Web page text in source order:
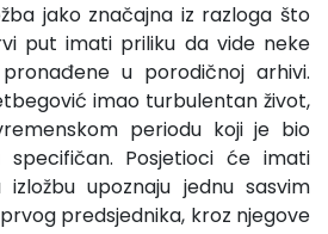
jako značajna iz razloga što
put imati priliku da vide neke
u porodičnoj arhivi.
imao turbulentan život,
periodu koji je bio
specifičan. Posjetioci će imati
upoznaju jednu sasvim
predsjednika, kroz njegove